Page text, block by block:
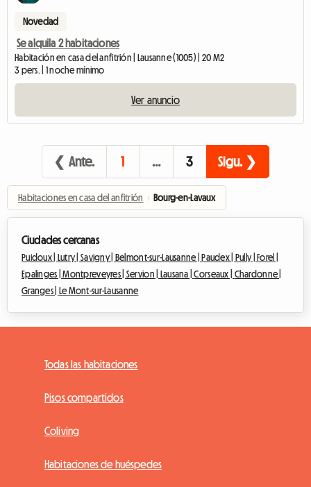
Novedad
Se alquila 2 habitaciones
Habitación en casa del anfitrión | Lausanne (1005) | 20 M2
3 pers. | 1 noche mínimo
Ver anuncio
❮ Ante. 1 … 3 Sigu. ❯
Habitaciones en casa del anfitrión › Bourg-en-Lavaux
Ciudades cercanas
Puidoux | Lutry |Savigny | Belmont-sur-Lausanne | Paudex | Pully |
Forel |
Epalinges |Montpreveyres | Servion | Lausana |Corseaux | Chardonne |
Granges |
Le Mont-sur-Lausanne
Todas las habitaciones
Pisos compartidos
Coliving
Habitaciones de huéspedes